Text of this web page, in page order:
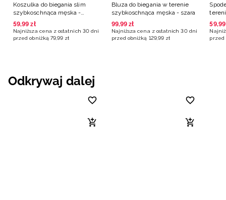
Koszulka do biegania slim
szybkoschnąca męska -
pomarańczowa
59,99 zł
Najniższa cena z ostatnich 30 dni
przed obniżką 79,99 zł
Bluza do biegania w terenie
szybkoschnąca męska - szara
99,99 zł
Najniższa cena z ostatnich 30 dni
przed obniżką 129,99 zł
59,99
przed
Odkrywaj dalej